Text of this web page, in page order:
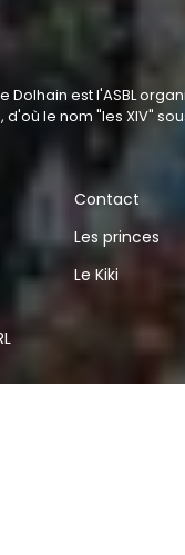
Dolhain est l'ASBL
le nom "les XIV"
Contact
Les princes
Le Kiki